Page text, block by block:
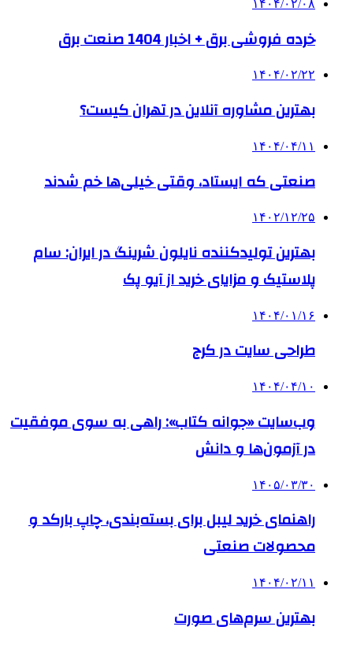
۱۴۰۴/۰۲/۰۸
خرده فروشی برق + اخبار 1404 صنعت برق
۱۴۰۴/۰۲/۲۲
بهترین مشاوره آنلاین در تهران کیست؟
۱۴۰۴/۰۴/۱۱
صنعتی که ایستاد، وقتی خیلی‌ها خم شدند
۱۴۰۲/۱۲/۲۵
بهترین تولیدکننده نایلون شرینگ در ایران: سام
پلاستیک و مزایای خرید از آیو پک
۱۴۰۴/۰۱/۱۶
طراحی سایت در کرج
۱۴۰۴/۰۴/۱۰
وب‌سایت «جوانه کتاب»: راهی به سوی موفقیت
در آزمون‌ها و دانش
۱۴۰۵/۰۳/۳۰
راهنمای خرید لیبل برای بسته‌بندی، چاپ بارکد و
محصولات صنعتی
۱۴۰۴/۰۲/۱۱
بهترین سرم‌های صورت